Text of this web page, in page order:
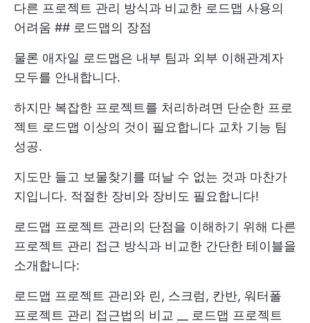
다른 프로젝트 관리 방식과 비교한 로드맵 사용의
어려움 ## 로드맵의 장점
물론 애자일 로드맵은 내부 팀과 외부 이해관계자
모두를 안내합니다.
하지만 복잡한 프로젝트를 처리하려면 단순한 프로
젝트 로드맵 이상의 것이 필요합니다 교차 기능 팀
성공.
지도만 들고 보물찾기를 떠날 수 없는 것과 마찬가
지입니다. 적절한 장비와 장비도 필요합니다!
로드맵 프로젝트 관리의 단점을 이해하기 위해 다른
프로젝트 관리 접근 방식과 비교한 간단한 테이블을
소개합니다:
로드맵 프로젝트 관리와 린, 스크럼, 칸반, 워터폴
프로젝트 관리 접근법의 비교 __ 로드맵 프로젝트